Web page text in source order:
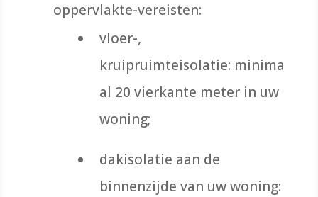
oppervlakte-vereisten:
vloer-,
kruipruimteisolatie: minima
al 20 vierkante meter in uw
woning;
dakisolatie aan de
binnenzijde van uw woning: